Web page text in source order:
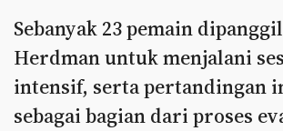
Sebanyak 23 pemain
Herdman untuk menjalani
intensif, serta pertandingan
sebagai bagian dari proses